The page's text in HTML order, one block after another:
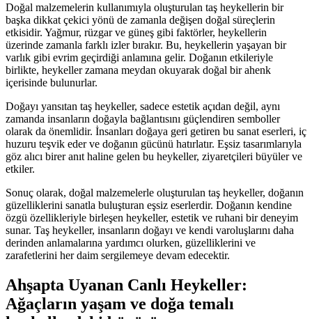
Doğal malzemelerin kullanımıyla oluşturulan taş heykellerin bir
başka dikkat çekici yönü de zamanla değişen doğal süreçlerin
etkisidir. Yağmur, rüzgar ve güneş gibi faktörler, heykellerin
üzerinde zamanla farklı izler bırakır. Bu, heykellerin yaşayan bir
varlık gibi evrim geçirdiği anlamına gelir. Doğanın etkileriyle
birlikte, heykeller zamana meydan okuyarak doğal bir ahenk
içerisinde bulunurlar.
Doğayı yansıtan taş heykeller, sadece estetik açıdan değil, aynı
zamanda insanların doğayla bağlantısını güçlendiren semboller
olarak da önemlidir. İnsanları doğaya geri getiren bu sanat eserleri, iç
huzuru teşvik eder ve doğanın gücünü hatırlatır. Eşsiz tasarımlarıyla
göz alıcı birer anıt haline gelen bu heykeller, ziyaretçileri büyüler ve
etkiler.
Sonuç olarak, doğal malzemelerle oluşturulan taş heykeller, doğanın
güzelliklerini sanatla buluşturan eşsiz eserlerdir. Doğanın kendine
özgü özellikleriyle birleşen heykeller, estetik ve ruhani bir deneyim
sunar. Taş heykeller, insanların doğayı ve kendi varoluşlarını daha
derinden anlamalarına yardımcı olurken, güzelliklerini ve
zarafetlerini her daim sergilemeye devam edecektir.
Ahşapta Uyanan Canlı Heykeller:
Ağaçların yaşam ve doğa temalı